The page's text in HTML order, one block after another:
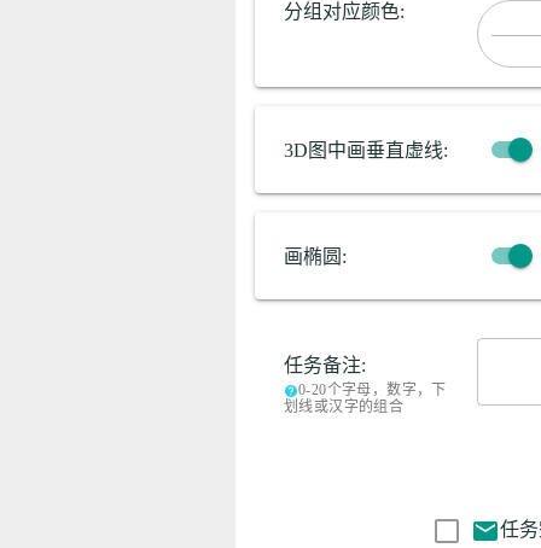
分组对应颜色:
3D图中画垂直虚线:
画椭圆:
任务备注:
help0-20个字母，数字，下
划线或汉字的组合
mail任